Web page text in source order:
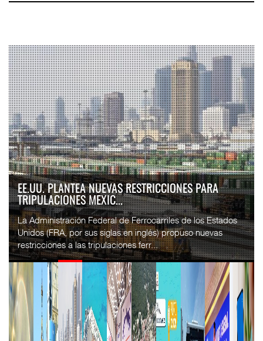
APM TERMINALS INCREMENTA EQUIPAMIENTO PARA
MOVIMIENTO DE CON...
El operador portuario global APM Terminals incorporó cinco
Terminal Trucks a su Terminal Especializada de
Contenedores (TEC) del puerto de Progreso, p...